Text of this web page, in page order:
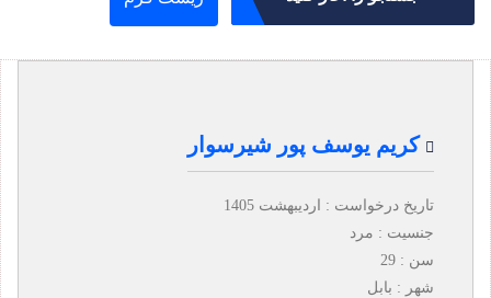
کریم یوسف پور شیرسوار
تاریخ درخواست : اردیبهشت 1405
جنسیت : مرد
سن : 29
شهر : بابل